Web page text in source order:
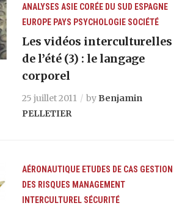
ANALYSES ASIE CORÉE DU SUD ESPAGNE
EUROPE PAYS PSYCHOLOGIE SOCIÉTÉ
Les vidéos interculturelles
de l’été (3) : le langage
corporel
25 juillet 2011 by Benjamin
PELLETIER
AÉRONAUTIQUE ETUDES DE CAS GESTION
DES RISQUES MANAGEMENT
INTERCULTUREL SÉCURITÉ